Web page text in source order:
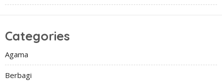
Categories
Agama
Berbagi